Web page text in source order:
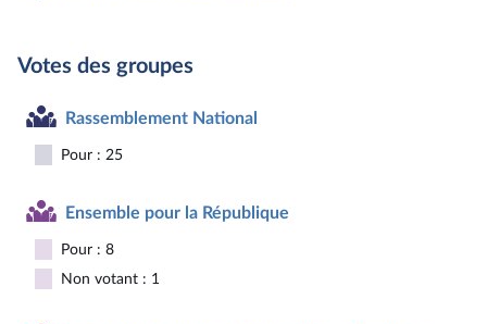
Votes des groupes
Rassemblement National
Pour : 25
Ensemble pour la République
Pour : 8
Non votant : 1